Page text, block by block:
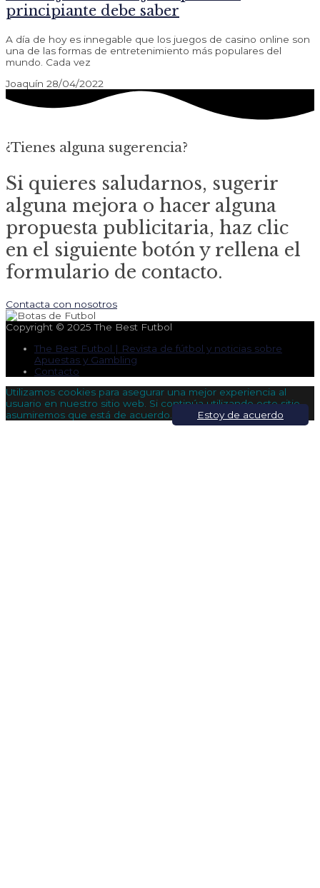
principiante debe saber
A día de hoy es innegable que los juegos de casino online son
una de las formas de entretenimiento más populares del
mundo. Cada vez
Joaquín 28/04/2022
¿Tienes alguna sugerencia?
Si quieres saludarnos, sugerir
alguna mejora o hacer alguna
propuesta publicitaria, haz clic
en el siguiente botón y rellena el
formulario de contacto.
Contacta con nosotros
Copyright © 2025The Best Futbol
The Best Futbol | Revista de fútbol y noticias sobre
Apuestas y Gambling
Contacto
Utilizamos cookies para asegurar una mejor experiencia al
usuario en nuestro sitio web. Si continúa utilizando este sitio,
asumiremos que está de acuerdo.
Estoy de acuerdo